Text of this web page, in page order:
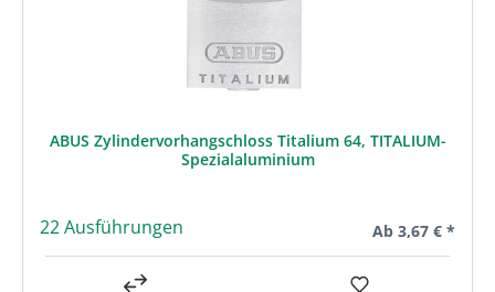
ABUS Zylindervorhangschloss Titalium 64, TITALIUM-
Spezialaluminium
22 Ausführungen Regulärer Preis:
Ab 3,67 € *